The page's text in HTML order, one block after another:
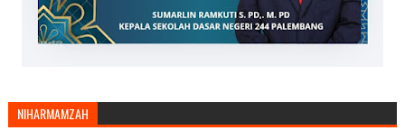
NIHARMAMZAH